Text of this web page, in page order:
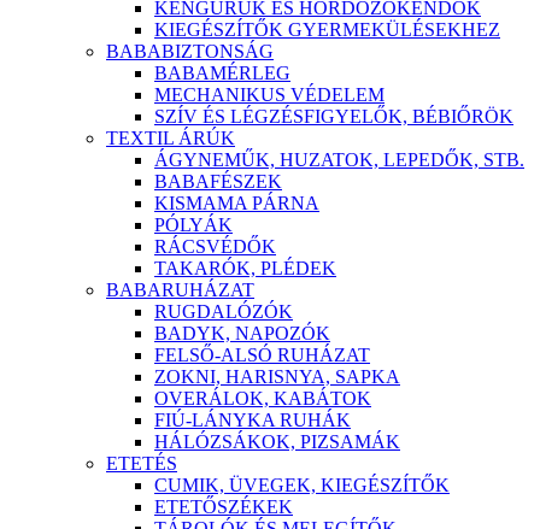
KENGURUK ÉS HORDOZÓKENDŐK
KIEGÉSZÍTŐK GYERMEKÜLÉSEKHEZ
BABABIZTONSÁG
BABAMÉRLEG
MECHANIKUS VÉDELEM
SZÍV ÉS LÉGZÉSFIGYELŐK, BÉBIŐRÖK
TEXTIL ÁRÚK
ÁGYNEMŰK, HUZATOK, LEPEDŐK, STB.
BABAFÉSZEK
KISMAMA PÁRNA
PÓLYÁK
RÁCSVÉDŐK
TAKARÓK, PLÉDEK
BABARUHÁZAT
RUGDALÓZÓK
BADYK, NAPOZÓK
FELSŐ-ALSÓ RUHÁZAT
ZOKNI, HARISNYA, SAPKA
OVERÁLOK, KABÁTOK
FIÚ-LÁNYKA RUHÁK
HÁLÓZSÁKOK, PIZSAMÁK
ETETÉS
CUMIK, ÜVEGEK, KIEGÉSZÍTŐK
ETETŐSZÉKEK